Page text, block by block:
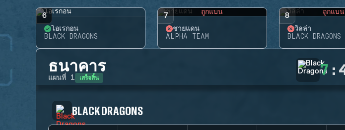
6
โอเรกอน
BLACK DRAGONS
7 ถูกแบน
ชายแดน
ALPHA TEAM
8 ถูกแบน
วิลล่า
BLACK DRAGONS
ธนาคาร
แผนที่ 1 เสร็จสิ้น 7 :
BLACK DRAGONS